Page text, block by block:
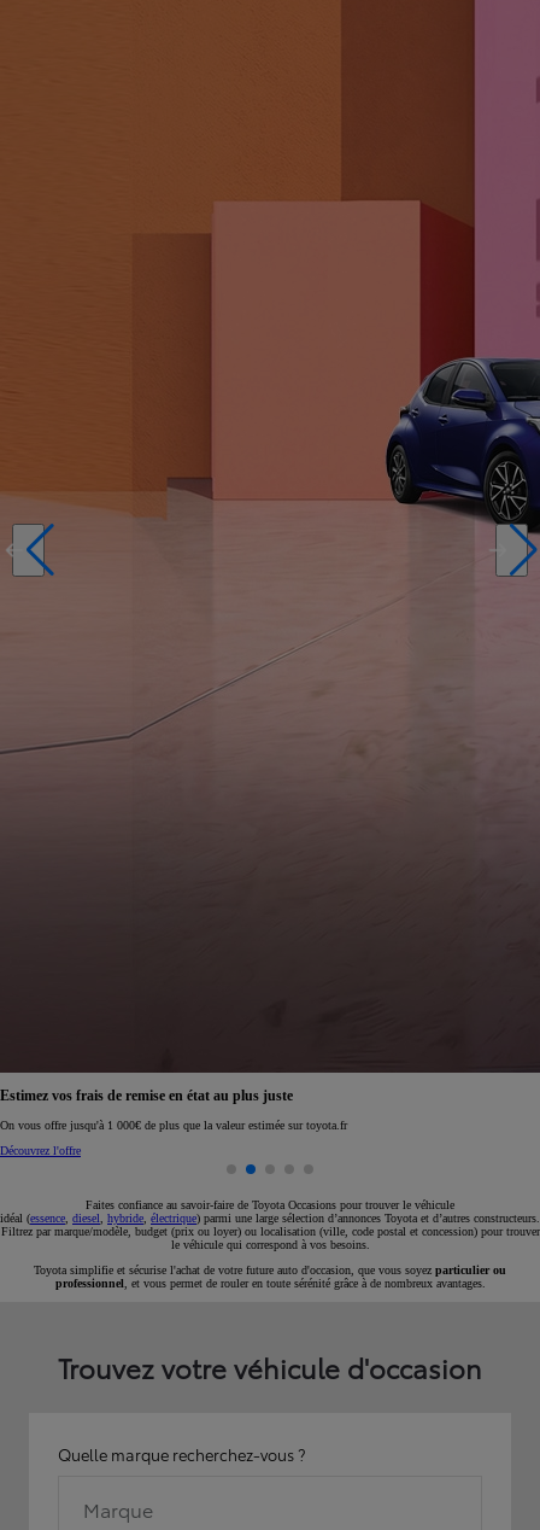
Réservez en ligne votre occasion pour 1€ seulement
Réservez en ligne
Faites confiance au savoir-faire de Toyota Occasions pour trouver le véhicule
idéal (essence diesel hybride électrique) parmi une large sélection d’annonces Toyota et d’autres constructeurs.
Filtrez par marque/modèle, budget (prix ou loyer) ou localisation (ville, code postal et concession) pour trouver
le véhicule qui correspond à vos besoins.
Toyota simplifie et sécurise l'achat de votre future auto d'occasion, que vous soyez particulier ou
professionnel , et vous permet de rouler en toute sérénité grâce à de nombreux avantages.
Trouvez votre véhicule d'occasion
Quelle marque recherchez-vous ?
Marque